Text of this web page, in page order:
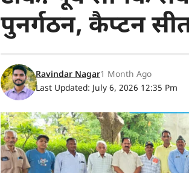
पुनर्गठन, कैप्टन
Last Updated: July 6, 2026 12:35 Pm
Ravindar Nagar1 Month Ago